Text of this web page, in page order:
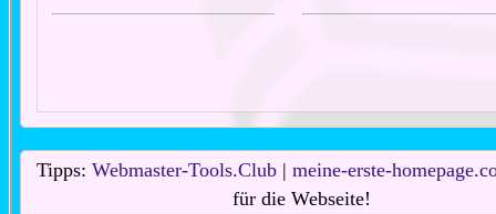
Tipps: Webmaster-Tools.Club| meine-erste-
für die Webseite!